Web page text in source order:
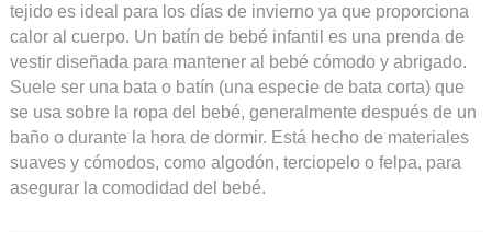
tejido es ideal para los días de invierno ya que proporciona
calor al cuerpo. Un batín de bebé infantil es una prenda de
vestir diseñada para mantener al bebé cómodo y abrigado.
Suele ser una bata o batín (una especie de bata corta) que
se usa sobre la ropa del bebé, generalmente después de un
baño o durante la hora de dormir. Está hecho de materiales
suaves y cómodos, como algodón, terciopelo o felpa, para
asegurar la comodidad del bebé.